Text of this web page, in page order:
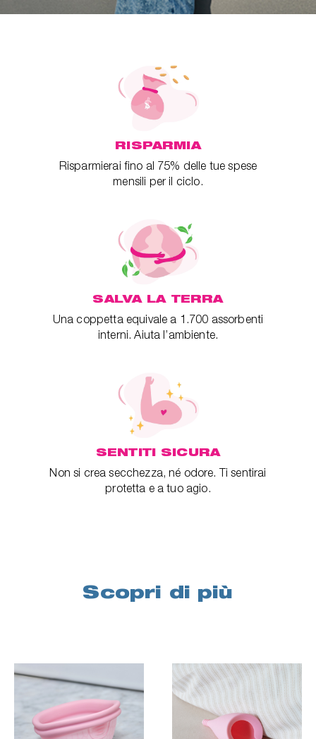
RISPARMIA
Risparmierai fino al 75% delle tue spese
mensili per il ciclo.
SALVA LA TERRA
Una coppetta equivale a 1.700 assorbenti
interni. Aiuta l’ambiente.
SENTITI SICURA
Non si crea secchezza, né odore. Ti sentirai
protetta e a tuo agio.
Scopri di più